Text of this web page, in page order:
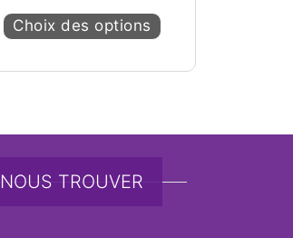
Choix des options Ce produit a
NOUS TROUVER